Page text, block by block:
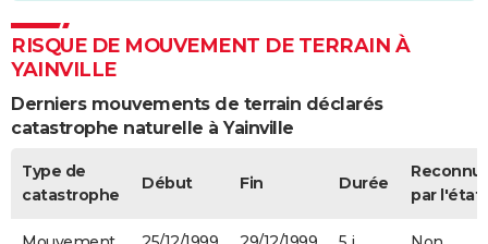
RISQUE DE MOUVEMENT DE TERRAIN À
YAINVILLE
Derniers mouvements de terrain déclarés
catastrophe naturelle à Yainville
Type de
catastrophe
Début Fin Durée
par l'état